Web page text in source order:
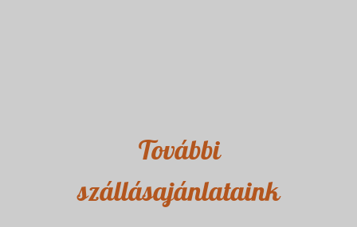
További
szállásajánlataink